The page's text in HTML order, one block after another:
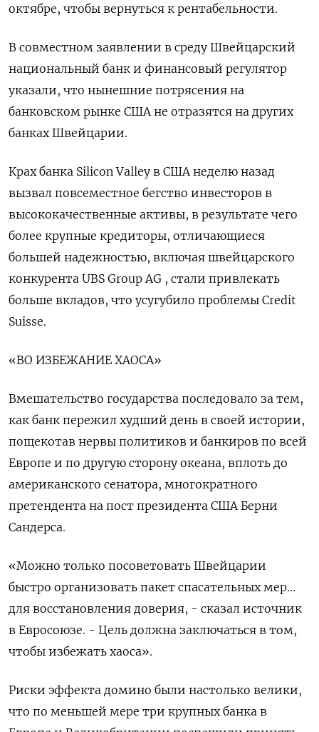
октябре, чтобы вернуться к рентабельности.
В совместном заявлении в среду Швейцарский
национальный банк и финансовый регулятор
указали, что нынешние потрясения на
банковском рынке США не отразятся на других
банках Швейцарии.
Крах банка Silicon Valley в США неделю назад
вызвал повсеместное бегство инвесторов в
высококачественные активы, в результате чего
более крупные кредиторы, отличающиеся
большей надежностью, включая швейцарского
конкурента UBS Group AG , стали привлекать
больше вкладов, что усугубило проблемы Credit
Suisse.
«ВО ИЗБЕЖАНИЕ ХАОСА»
Вмешательство государства последовало за тем,
как банк пережил худший день в своей истории,
пощекотав нервы политиков и банкиров по всей
Европе и по другую сторону океана, вплоть до
американского сенатора, многократного
претендента на пост президента США Берни
Сандерса.
«Можно только посоветовать Швейцарии
быстро организовать пакет спасательных мер...
для восстановления доверия, - сказал источник
в Евросоюзе. - Цель должна заключаться в том,
чтобы избежать хаоса».
Риски эффекта домино были настолько велики,
что по меньшей мере три крупных банка в